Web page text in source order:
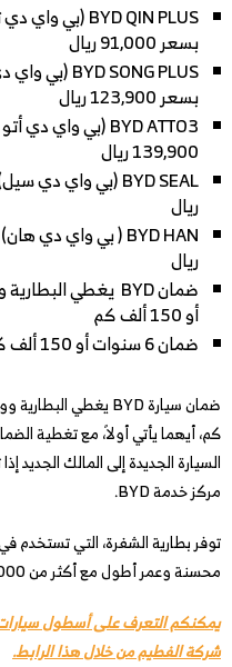
بسعر 91,000 ريال
بسعر 123,900 ريال
139,900 ريال
ريال
ريال
أو 150 ألف كم
ضمان 6 سنوات أو 150 ألف كم على بقية أجزاء السيارة
السيارة الجديدة إلى المالك الجديد
مركز خدمة BYD.
محسنة وعمر أطول مع أكثر من 5000 دورة شحن وتفريغ.
يمكنكم التعرف على أسطول
شركة الفطيم من خلال هذا الرابط.